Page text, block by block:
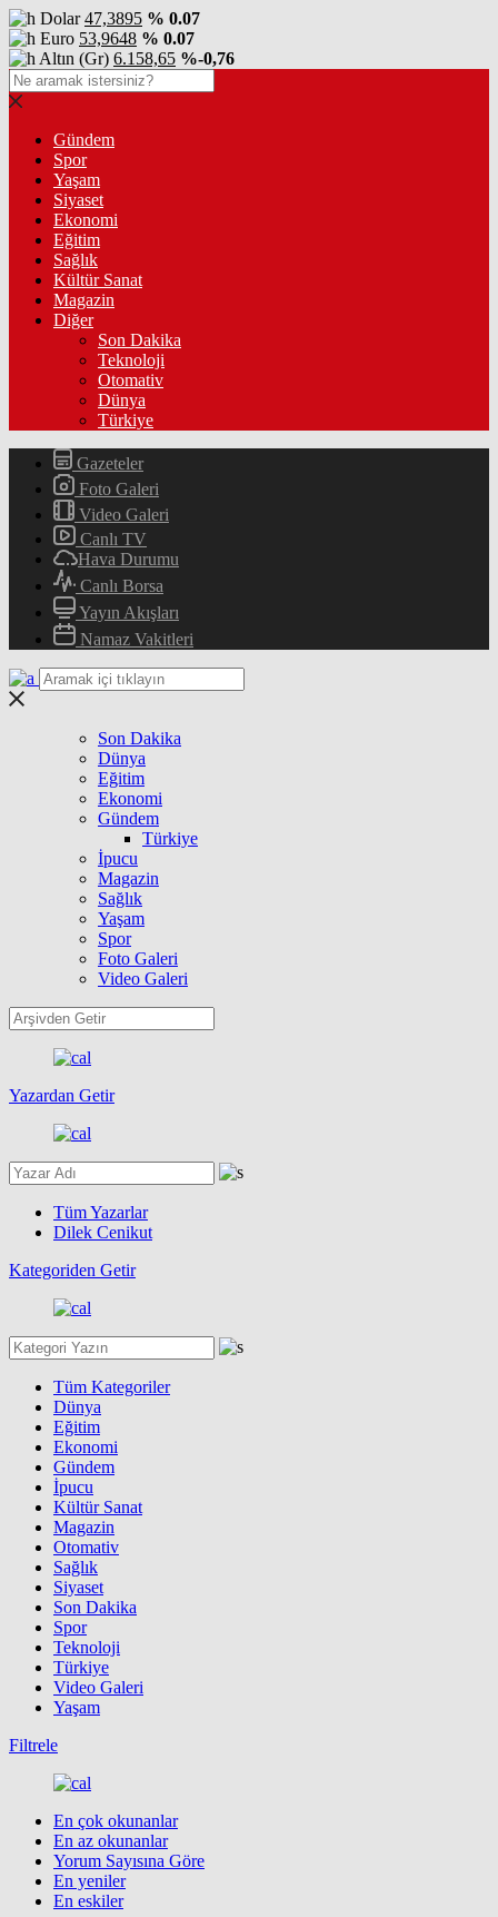
Dolar47,3895 % 0.07
Euro 53,9648 % 0.07
Altın (Gr) 6.158,65 %-0,76
Gündem
Spor
Yaşam
Siyaset
Ekonomi
Eğitim
Sağlık
Kültür Sanat
Magazin
Diğer
Son Dakika
Teknoloji
Otomativ
Dünya
Türkiye
Gazeteler
Foto Galeri
Video Galeri
Canlı TV
Hava Durumu
Canlı Borsa
Yayın Akışları
Namaz Vakitleri
Son Dakika
Dünya
Eğitim
Ekonomi
Gündem
Türkiye
İpucu
Magazin
Sağlık
Yaşam
Spor
Foto Galeri
Video Galeri
Yazardan Getir
Tüm Yazarlar
Dilek Cenikut
Kategoriden Getir
Tüm Kategoriler
Dünya
Eğitim
Ekonomi
Gündem
İpucu
Kültür Sanat
Magazin
Otomativ
Sağlık
Siyaset
Son Dakika
Spor
Teknoloji
Türkiye
Video Galeri
Yaşam
Filtrele
En çok okunanlar
En az okunanlar
Yorum Sayısına Göre
En yeniler
En eskiler